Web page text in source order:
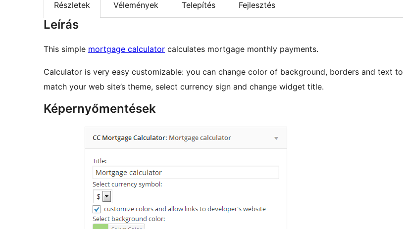
Részletek Vélemények Telepítés Fejlesztés
Leírás
This simple mortgage calculator calculates mortgage monthly payments.
Calculator is very easy customizable: you can change color of background, borders and text to
match your web site’s theme, select currency sign and change widget title.
Képernyőmentések